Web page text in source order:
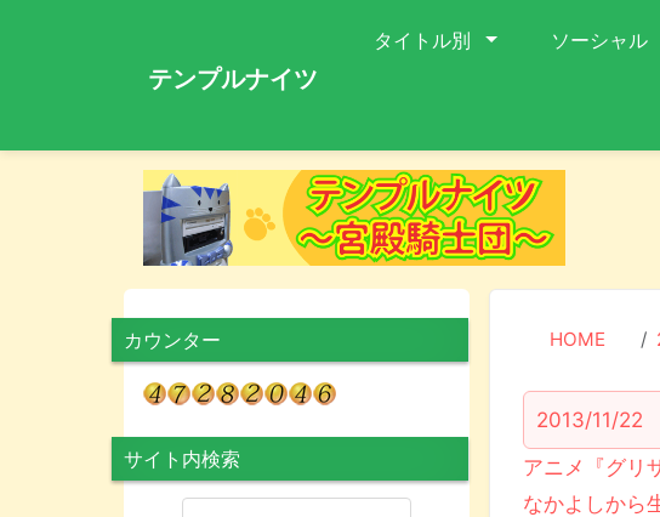
テンプルナイツ
タイトル別 ソーシャル
HOME
2013/11/22
アニメ『グリ
なかよしから
カウンター
サイト内検索